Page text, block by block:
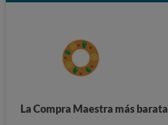
La Compra Maestra más barata